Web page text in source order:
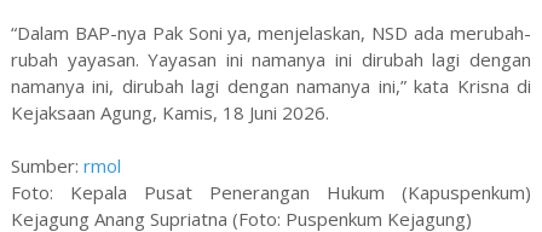
“Dalam BAP-nya Pak Soni ya, menjelaskan, NSD ada merubah-
rubah yayasan. Yayasan ini namanya ini dirubah lagi dengan
namanya ini, dirubah lagi dengan namanya ini,” kata Krisna di
Kejaksaan Agung, Kamis, 18 Juni 2026.
Sumber: rmol
Foto: Kepala Pusat Penerangan Hukum (Kapuspenkum)
Kejagung Anang Supriatna (Foto: Puspenkum Kejagung)